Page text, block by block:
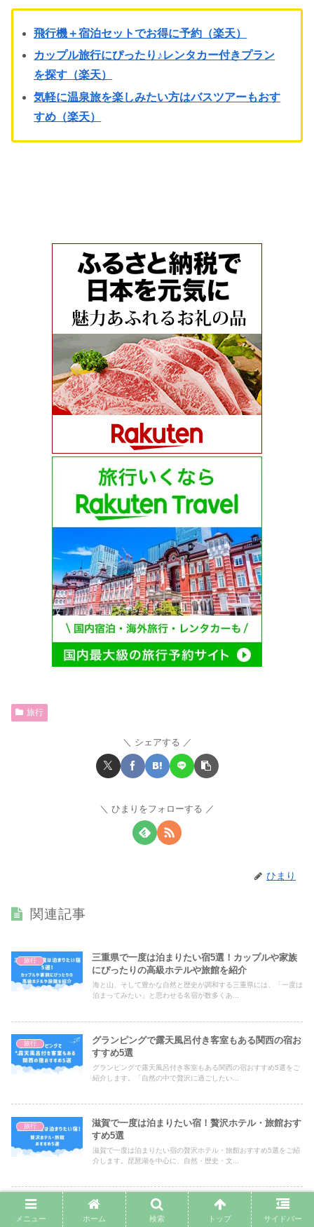
飛行機＋宿泊セットでお得に予約（楽天）
カップル旅行にぴったり♪レンタカー付きプラン
を探す（楽天）
気軽に温泉旅を楽しみたい方はバスツアーもおす
すめ（楽天）
旅行
シェアする
ひまりをフォローする
ひまり
関連記事
旅行
三重県で一度は泊まりたい宿5選！カップルや家族
にぴったりの高級ホテルや旅館を紹介
海と山、そして豊かな自然と歴史が調和する三重県には、「一度は
泊まってみたい」と思わせる名宿が数多くあ...
旅行
グランピングで露天風呂付き客室もある関西の宿お
すすめ5選
グランピングで露天風呂付き客室もある関西の宿おすすめ5選をご
紹介します。「自然の中で贅沢に過ごしたい...
旅行
滋賀で一度は泊まりたい宿！贅沢ホテル・旅館おす
すめ5選
滋賀で一度は泊まりたい宿の贅沢ホテル・旅館おすすめ5選をご紹
介します。琵琶湖を中心に、自然・歴史・文...
旅行
還暦祝い旅行にぴったり！三世代で泊まりたい九州
の宿おすすめ4選
メニュー ホーム 検索 トップ サイドバー